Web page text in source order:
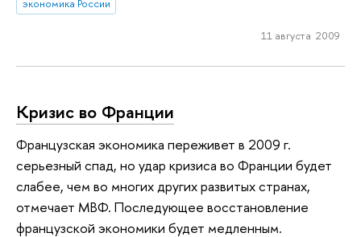
экономика России
11 августа 2009
Кризис во Франции
Французская экономика переживет в 2009 г.
серьезный спад, но удар кризиса во Франции будет
слабее, чем во многих других развитых странах,
отмечает МВФ. Последующее восстановление
французской экономики будет медленным.